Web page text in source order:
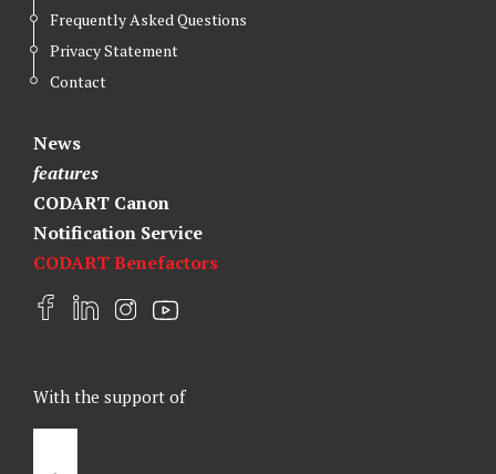
Frequently Asked Questions
Privacy Statement
Contact
News
features
CODART Canon
Notification Service
CODART Benefactors
F
b
o
L
e
d
I
a
Y
u
With the support of